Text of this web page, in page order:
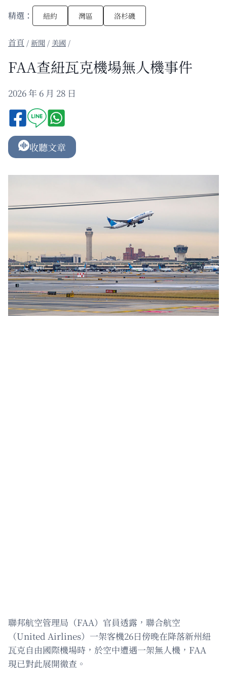
精選： 紐約 灣區 洛杉磯
/新聞 / 美國 /
FAA查紐瓦克機場無人機事件
2026 年 6 月 28 日
收聽文章
聯邦航空管理局（FAA）官員透露，聯合航空
（United Airlines）一架客機26日傍晚在降落新州紐
瓦克自由國際機場時，於空中遭遇一架無人機，FAA
現已對此展開徹查。